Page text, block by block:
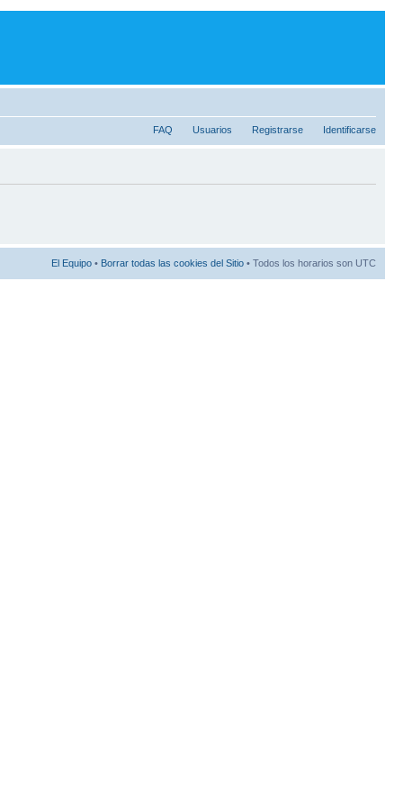
FAQ Usuarios Registrarse Identificarse
El Equipo • Borrar todas las cookies del Sitio • Todos los horarios son UTC